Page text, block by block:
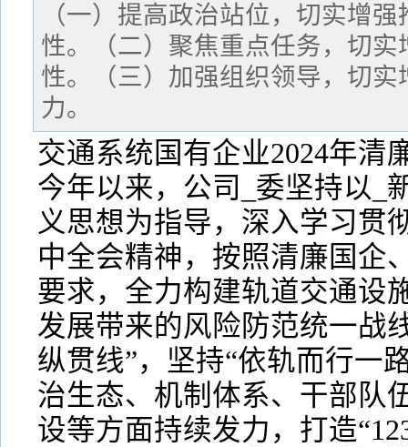
（一）提高政治站位，切实增
性。（二）聚焦重点任务，切
性。（三）加强组织领导，切
力。
交通系统国有企业2024年清
今年以来，公司_委坚持以_
义思想为指导，深入学习贯
中全会精神，按照清廉国企
要求，全力构建轨道交通设
发展带来的风险防范统一战
纵贯线”，坚持“依轨而行一
治生态、机制体系、干部队
设等方面持续发力，打造